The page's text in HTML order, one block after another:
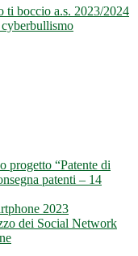
ti boccio a.s. 2023/2024
progetto “Patente di
patenti – 14
2023
dei Social Network